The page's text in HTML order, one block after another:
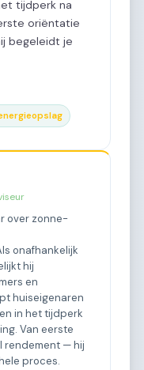
tijdperk na
oriëntatie
begeleidt je
over zonne-
onafhankelijk
hij
en
huiseigenaren
in het tijdperk
Van eerste
rendement — hij
proces.